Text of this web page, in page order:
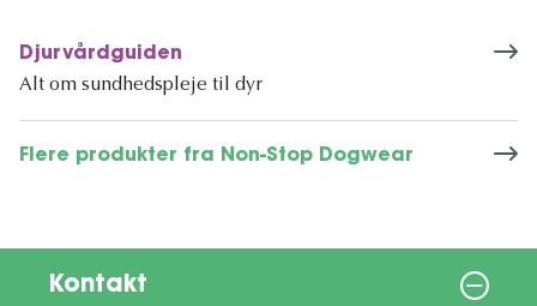
Djurvårdguiden
Alt om sundhedspleje til dyr
Flere produkter fra Non-Stop Dogwear
Kontakt